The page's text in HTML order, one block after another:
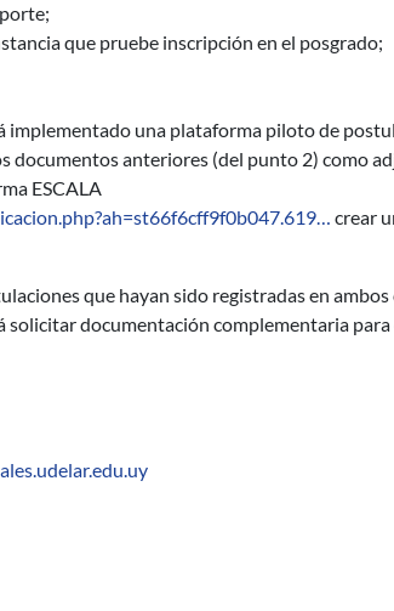
que pruebe inscripción en el posgrado;
implementado una plataforma piloto de
documentos anteriores (del punto 2) como
ESCALA
crear
que hayan sido registradas en
solicitar documentación complementaria